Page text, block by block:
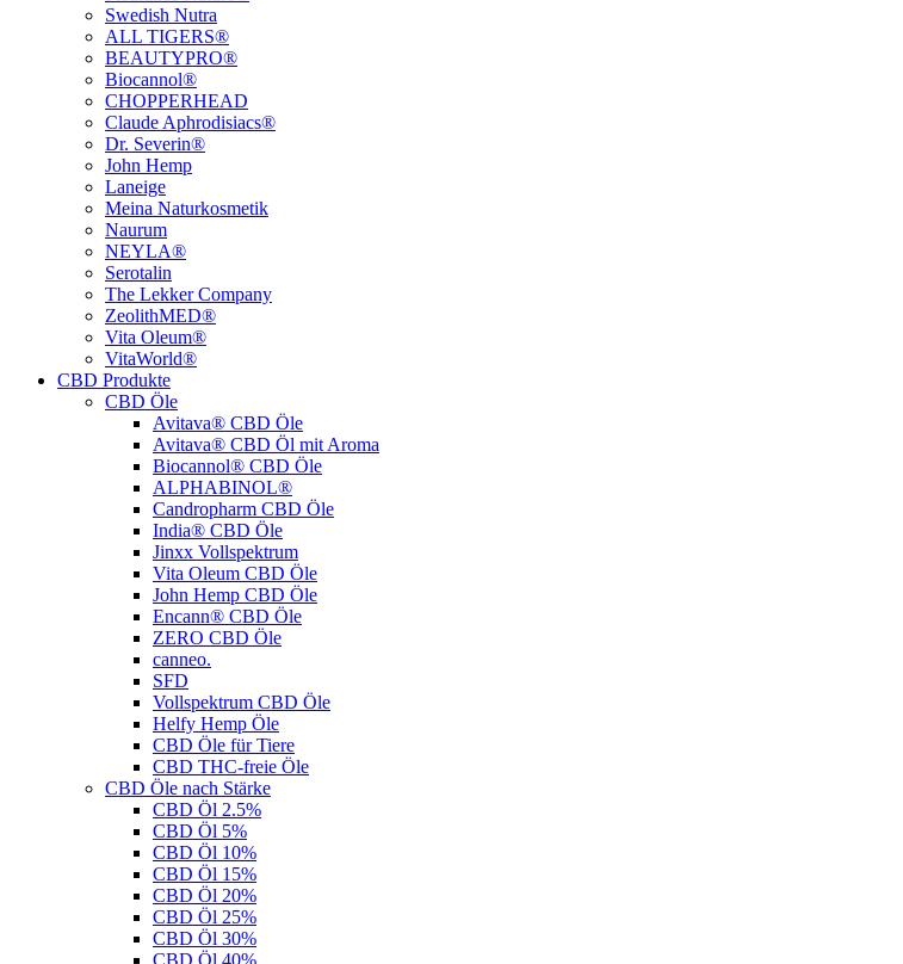
Swedish Nutra
ALL TIGERS®
BEAUTYPRO®
Biocannol®
CHOPPERHEAD
Claude Aphrodisiacs®
Dr. Severin®
John Hemp
Laneige
Meina Naturkosmetik
Naurum
NEYLA®
Serotalin
The Lekker Company
ZeolithMED®
Vita Oleum®
VitaWorld®
CBD Produkte
CBD Öle
Avitava® CBD Öle
Avitava® CBD Öl mit Aroma
Biocannol® CBD Öle
ALPHABINOL®
Candropharm CBD Öle
India® CBD Öle
Jinxx Vollspektrum
Vita Oleum CBD Öle
John Hemp CBD Öle
Encann® CBD Öle
ZERO CBD Öle
canneo.
SFD
Vollspektrum CBD Öle
Helfy Hemp Öle
CBD Öle für Tiere
CBD THC-freie Öle
CBD Öle nach Stärke
CBD Öl 2.5%
CBD Öl 5%
CBD Öl 10%
CBD Öl 15%
CBD Öl 20%
CBD Öl 25%
CBD Öl 30%
CBD Öl 40%